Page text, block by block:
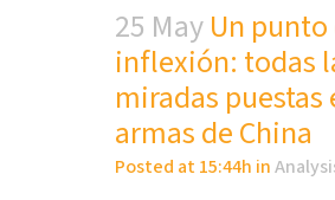
25 MayUn punto
inflexión: todas
miradas puestas
armas de China
Posted at 15:44h in